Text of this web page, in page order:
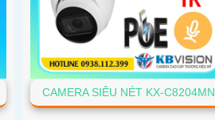
CAMERA SIÊU NÉT KX-C8204MN